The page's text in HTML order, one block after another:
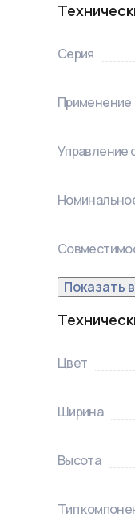
Серия
Применение
Управление
Показать
Цвет
Ширина
Высота
Тип